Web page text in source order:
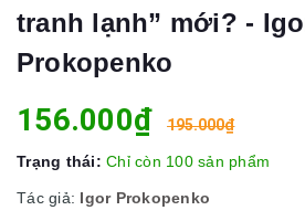
tranh lạnh” mới? -
Prokopenko
156.000₫ 195.000₫
Trạng thái: Chỉ còn 100 sản phẩm
Tác giả: Igor Prokopenko